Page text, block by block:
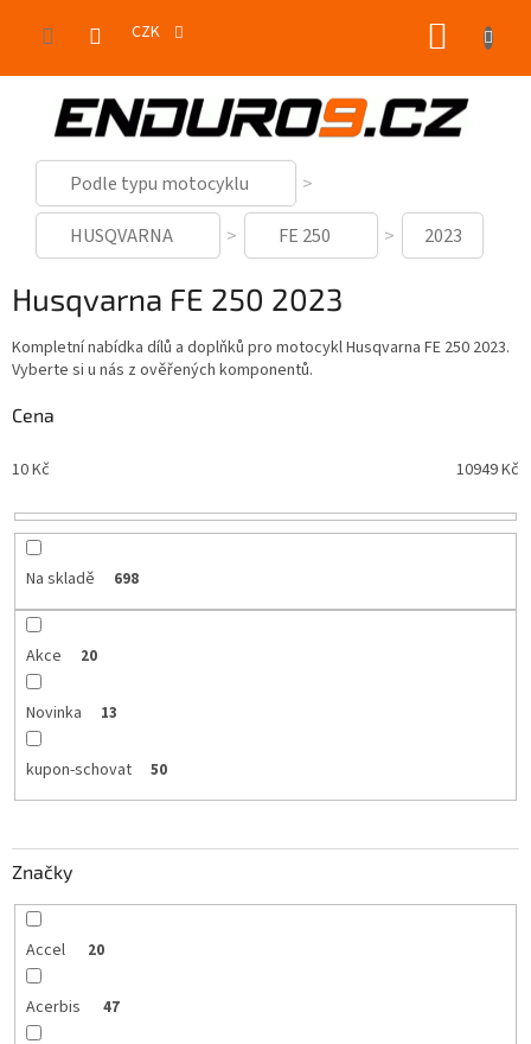
CZK
Podle typu motocyklu
HUSQVARNA
FE 250 2023
Husqvarna FE 250 2023
Kompletní nabídka dílů a doplňků pro motocykl Husqvarna FE 250 2023.
Vyberte si u nás z ověřených komponentů.
Cena
10Kč 10949Kč
Na skladě 698
Akce 20
Novinka 13
kupon-schovat 50
Značky
Accel 20
Acerbis 47